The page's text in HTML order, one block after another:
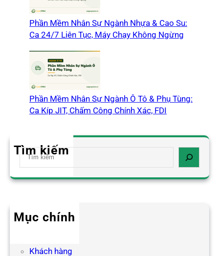
Phần Mềm Nhân Sự Ngành Nhựa & Cao Su:
Ca 24/7 Liên Tục, Máy Chạy Không Ngừng
Phần Mềm Nhân Sự Ngành Ô Tô & Phụ Tùng:
Ca Kíp JIT, Chấm Công Chính Xác, FDI
Tìm kiếm
S
a
h
Mục chính
Khách hàng